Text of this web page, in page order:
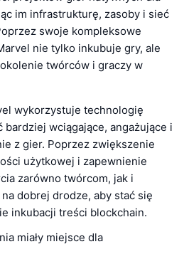
im infrastrukturę, zasoby i sieć
swoje kompleksowe
nie tylko inkubuje gry, ale
twórców i graczy w
wykorzystuje technologię
wciągające, angażujące i
z gier. Poprzez zwiększenie
użytkowej i zapewnienie
zarówno twórcom, jak i
dobrej drodze, aby stać się
inkubacji treści blockchain.
miały miejsce dla